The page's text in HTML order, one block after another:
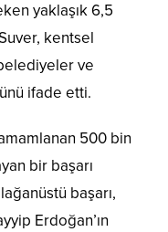
yaklaşık 6,5
kentsel
ve
ifade etti.
500 bin
bir başarı
başarı,
Erdoğan’ın